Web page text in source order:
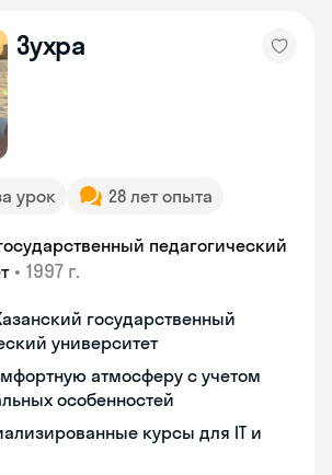
Зухра
урок 28 лет опыта
педагогический
• 1997 г.
государственный
университет
атмосферу с учетом
особенностей
курсы для IT и